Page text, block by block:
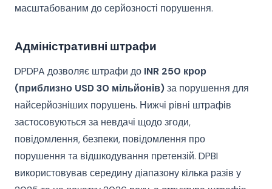
масштабованим до серйозності порушення.
Адміністративні штрафи
DPDPA дозволяє штрафи до INR 250 крор
(приблизно USD 30 мільйонів)за порушення для
найсерйозніших порушень. Нижчі рівні штрафів
застосовуються за невдачі щодо згоди,
повідомлення, безпеки, повідомлення про
порушення та відшкодування претензій. DPBI
використовував середину діапазону кілька разів у